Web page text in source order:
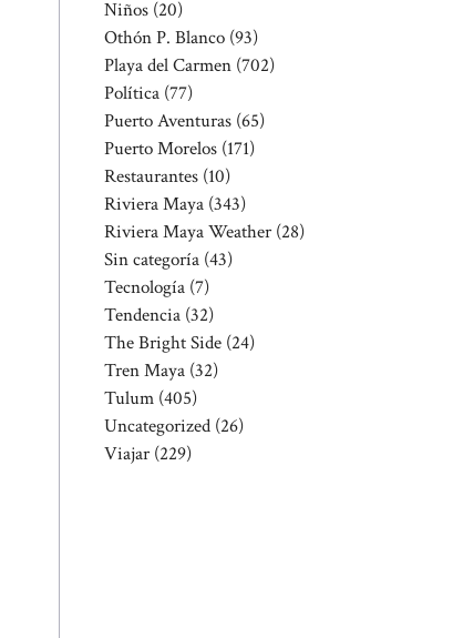
Niños (20)
Othón P. Blanco (93)
Playa del Carmen (702)
Política (77)
Puerto Aventuras (65)
Puerto Morelos (171)
Restaurantes (10)
Riviera Maya (343)
Riviera Maya Weather (28)
Sin categoría (43)
Tecnología (7)
Tendencia (32)
The Bright Side (24)
Tren Maya (32)
Tulum (405)
Uncategorized (26)
Viajar (229)